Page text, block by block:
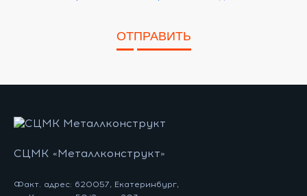
ОТПРАВИТЬ
СЦМК «Металлконструкт»
Факт. адрес: 620057, Екатеринбург,